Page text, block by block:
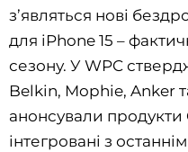
з’являться нові
для iPhone 15 –
сезону. У WPC
Belkin, Mophie, Anker
анонсували продукти
інтегровані з